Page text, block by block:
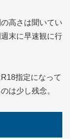
高さは聞いてい
末に早速観に行
指定になって
は少し残念。